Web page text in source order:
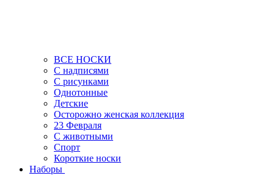
ВСЕ НОСКИ
С надписями
С рисунками
Однотонные
Детские
Осторожно женская коллекция
23 Февраля
С животными
Спорт
Короткие носки
Наборы